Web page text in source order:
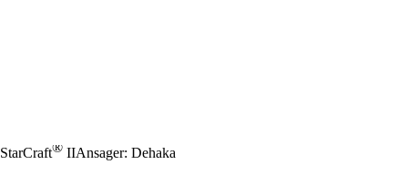
StarCraft® IIAnsager: Dehaka